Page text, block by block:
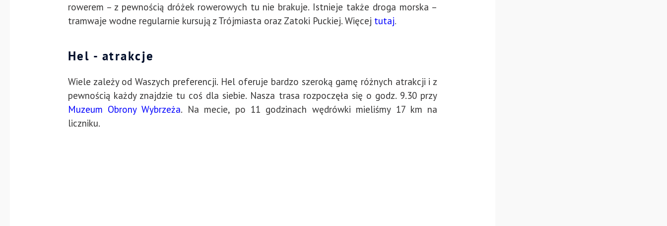
rowerem – z pewnością dróżek rowerowych tu nie brakuje. Istnieje także droga morska –
tramwaje wodne regularnie kursują z Trójmiasta oraz Zatoki Puckiej. Więcej tutaj.
Hel - atrakcje
Wiele zależy od Waszych preferencji. Hel oferuje bardzo szeroką gamę różnych atrakcji i z
pewnością każdy znajdzie tu coś dla siebie. Nasza trasa rozpoczęła się o godz. 9.30 przy
Muzeum Obrony Wybrzeża. Na mecie, po 11 godzinach wędrówki mieliśmy 17 km na
liczniku.